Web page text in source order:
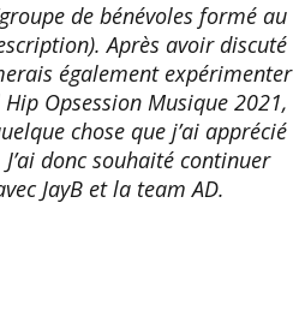
de bénévoles formé au
Après avoir discuté
également expérimenter
Opsession Musique 2021,
chose que j’ai apprécié
donc souhaité continuer
JayB et la team AD.